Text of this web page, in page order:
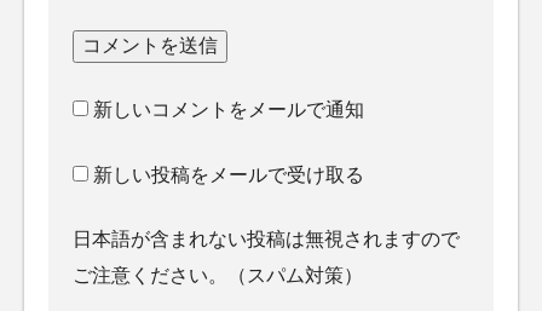
新しいコメントをメールで通知
新しい投稿をメールで受け取る
日本語が含まれない投稿は無視されますので
ご注意ください。（スパム対策）